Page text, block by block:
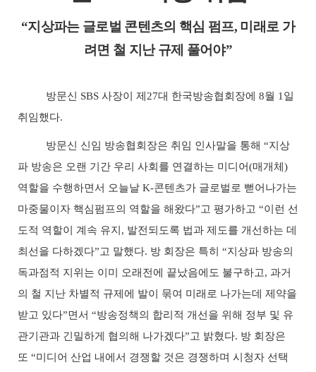
“지상파는 글로벌 콘텐츠의 핵심 펌프, 미래로 가
려면 철 지난 규제 풀어야”
방문신 SBS 사장이 제 27대 한국방송협회장에 8월 1 일
취임했다.
방문신 신임 방송협회장은 취임 인사말을 통해 “지상
파 방송은 오랜 기간 우리 사회를 연결하는 미디어(매개체 )
역할을 수행하면서 오늘날 K-콘텐츠가 글로벌로 뻗어나가는
마중물이자 핵심펌프의 역할을 해왔다”고 평가하고 “이런 선
도적 역할이 계속 유지 , 발전되도록 법과 제도를 개선하는 데
최선을 다하겠다”고 말했다. 방 회장은 특히 “지상파 방송의
독과점적 지위는 이미 오래전에 끝났음에도 불구하고, 과거
의 철 지난 차별적 규제에 발이 묶여 미래로 나가는데 제약을
받고 있다”면서 “방송정책의 합리적 개선을 위해 정부 및 유
관기관과 긴밀하게 협의해 나가겠다”고 밝혔다. 방 회장은
또 “미디어 산업 내에서 경쟁할 것은 경쟁하며 시청자 선택